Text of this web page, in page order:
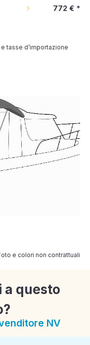
772 € *
tasse d’importazione
e colori non contrattuali
a questo
NV